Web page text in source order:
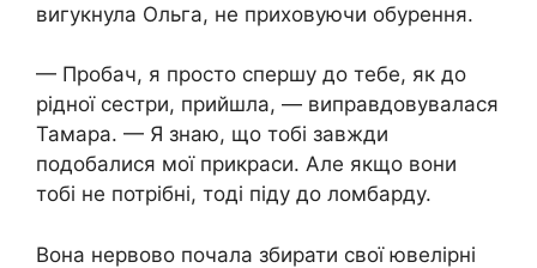
вигукнула Ольга, не приховуючи обурення.
— Пробач, я просто спершу до тебе, як до
рідної сестри, прийшла, — виправдовувалася
Тамара. — Я знаю, що тобі завжди
подобалися мої прикраси. Але якщо вони
тобі не потрібні, тоді піду до ломбарду.
Вона нервово почала збирати свої ювелірні